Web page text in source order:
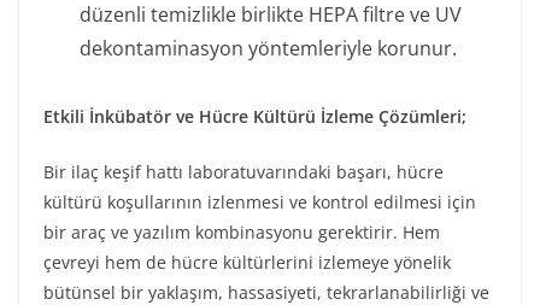
düzenli temizlikle birlikte HEPA filtre ve UV
dekontaminasyon yöntemleriyle korunur.
Etkili İnkübatör ve Hücre Kültürü İzleme Çözümleri;
Bir ilaç keşif hattı laboratuvarındaki başarı, hücre
kültürü koşullarının izlenmesi ve kontrol edilmesi için
bir araç ve yazılım kombinasyonu gerektirir. Hem
çevreyi hem de hücre kültürlerini izlemeye yönelik
bütünsel bir yaklaşım, hassasiyeti, tekrarlanabilirliği ve